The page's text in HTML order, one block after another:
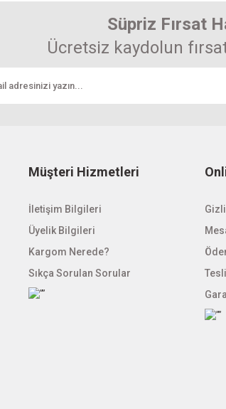
Gönder
Süpriz Fırsat
Ücretsiz kaydolun
Müşteri Hizmetleri
İletişim Bilgileri
Üyelik Bilgileri
Kargom Nerede?
Sıkça Sorulan Sorular